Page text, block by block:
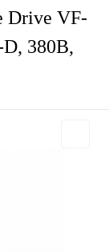
Drive VF-
380В,